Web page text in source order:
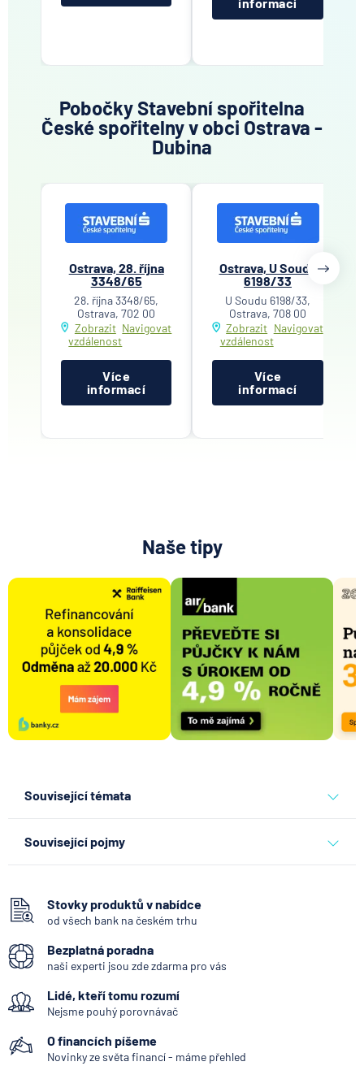
Pobočky Stavební spořitelna
České spořitelny v obci Ostrava -
Dubina
Ostrava, 28. října
3348/65
28. října 3348/65,
Ostrava, 702 00
Zobrazit
vzdálenost
Navigovat
Více
informací
Ostrava, U Soudu
6198/33
U Soudu 6198/33,
Ostrava, 708 00
Zobrazit
vzdálenost
Navigovat
Více
informací
Naše tipy
Související témata
Související pojmy
Vkladomat
SEPA Platba
George Česká spořitelna
Bankovní IDentita
Okamžitá platba
Mobilní bankovnictví
Stovky produktů v nabídce
od všech bank na českém trhu
Bezplatná poradna
naši experti jsou zde zdarma pro vás
Lidé, kteří tomu rozumí
Nejsme pouhý porovnávač
O financích píšeme
Novinky ze světa financí - máme přehled